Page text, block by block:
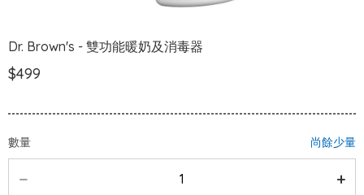
Dr. Brown's - 雙功能暖奶及消毒器
$499
數量 尚餘少量